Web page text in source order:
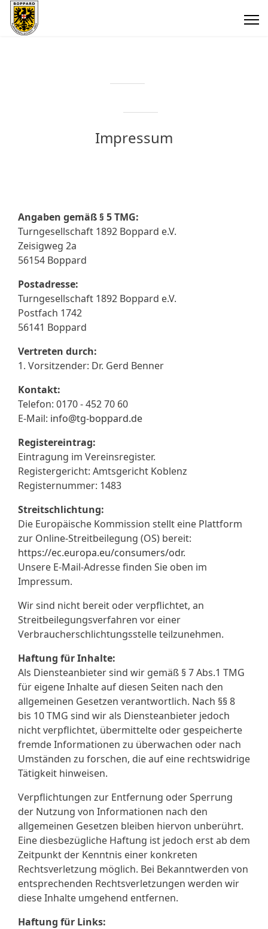
Impressum
Angaben gemäß § 5 TMG:
Turngesellschaft 1892 Boppard e.V.
Zeisigweg 2a
56154 Boppard
Postadresse:
Turngesellschaft 1892 Boppard e.V.
Postfach 1742
56141 Boppard
Vertreten durch:
1. Vorsitzender: Dr. Gerd Benner
Kontakt:
Telefon: 0170 - 452 70 60
E-Mail: info@tg-boppard.de
Registereintrag:
Eintragung im Vereinsregister.
Registergericht: Amtsgericht Koblenz
Registernummer: 1483
Streitschlichtung:
Die Europäische Kommission stellt eine Plattform
zur Online-Streitbeilegung (OS) bereit:
https://ec.europa.eu/consumers/odr.
Unsere E-Mail-Adresse finden Sie oben im
Impressum.
Wir sind nicht bereit oder verpflichtet, an
Streitbeilegungsverfahren vor einer
Verbraucherschlichtungsstelle teilzunehmen.
Haftung für Inhalte:
Als Diensteanbieter sind wir gemäß § 7 Abs.1 TMG
für eigene Inhalte auf diesen Seiten nach den
allgemeinen Gesetzen verantwortlich. Nach §§ 8
bis 10 TMG sind wir als Diensteanbieter jedoch
nicht verpflichtet, übermittelte oder gespeicherte
fremde Informationen zu überwachen oder nach
Umständen zu forschen, die auf eine rechtswidrige
Tätigkeit hinweisen.
Verpflichtungen zur Entfernung oder Sperrung
der Nutzung von Informationen nach den
allgemeinen Gesetzen bleiben hiervon unberührt.
Eine diesbezügliche Haftung ist jedoch erst ab dem
Zeitpunkt der Kenntnis einer konkreten
Rechtsverletzung möglich. Bei Bekanntwerden von
entsprechenden Rechtsverletzungen werden wir
diese Inhalte umgehend entfernen.
Haftung für Links: